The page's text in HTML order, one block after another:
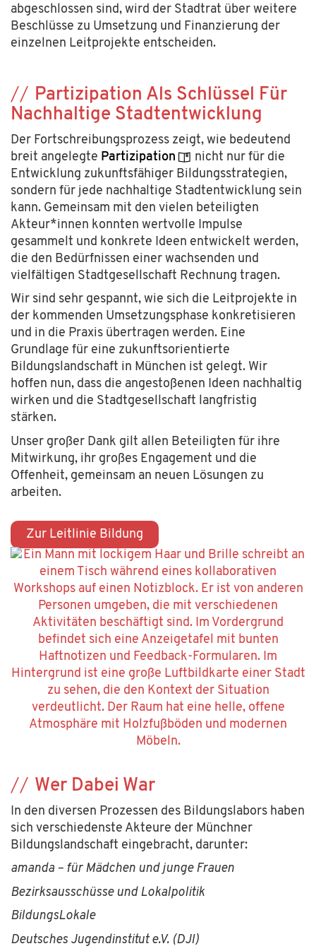
abgeschlossen sind, wird der Stadtrat über weitere
Beschlüsse zu Umsetzung und Finanzierung der
einzelnen Leitprojekte entscheiden.
Partizipation Als Schlüssel Für
Nachhaltige Stadtentwicklung
Der Fortschreibungsprozess zeigt, wie bedeutend
breit angelegte Partizipation
nicht nur für die
Entwicklung zukunftsfähiger Bildungsstrategien,
sondern für jede nachhaltige Stadtentwicklung sein
kann. Gemeinsam mit den vielen beteiligten
Akteur*innen konnten wertvolle Impulse
gesammelt und konkrete Ideen entwickelt werden,
die den Bedürfnissen einer wachsenden und
vielfältigen Stadtgesellschaft Rechnung tragen.
Wir sind sehr gespannt, wie sich die Leitprojekte in
der kommenden Umsetzungsphase konkretisieren
und in die Praxis übertragen werden. Eine
Grundlage für eine zukunftsorientierte
Bildungslandschaft in München ist gelegt. Wir
hoffen nun, dass die angestoßenen Ideen nachhaltig
wirken und die Stadtgesellschaft langfristig
stärken.
Unser großer Dank gilt allen Beteiligten für ihre
Mitwirkung, ihr großes Engagement und die
Offenheit, gemeinsam an neuen Lösungen zu
arbeiten.
Zur Leitlinie Bildung
Wer Dabei War
In den diversen Prozessen des Bildungslabors haben
sich verschiedenste Akteure der Münchner
Bildungslandschaft eingebracht, darunter:
amanda – für Mädchen und junge Frauen
Bezirksausschüsse und Lokalpolitik
BildungsLokale
Deutsches Jugendinstitut e.V. (DJI)